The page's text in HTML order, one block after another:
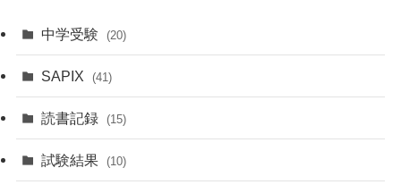
中学受験 (20)
SAPIX (41)
読書記録 (15)
試験結果 (10)